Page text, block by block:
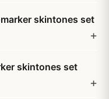
skintones set
skintones set